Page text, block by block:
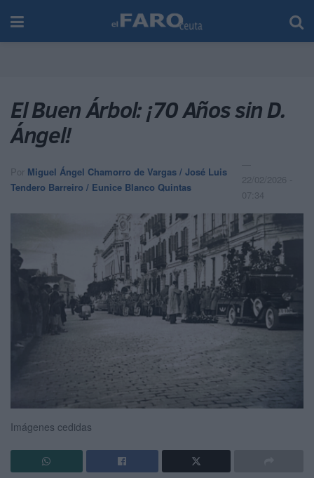
El Buen Árbol: ¡70 Años sin D.
Ángel!
Por Miguel Ángel Chamorro de Vargas / José Luis
Tendero Barreiro / Eunice Blanco Quintas
22/02/2026 -
07:34
Imágenes cedidas